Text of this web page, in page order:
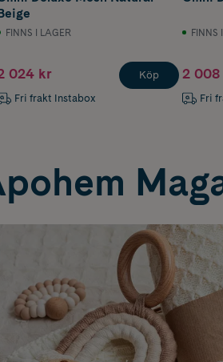
FINNS I LAGER
024 kr
Fri frakt Instabox
Köp
FINNS
2 008
Fri